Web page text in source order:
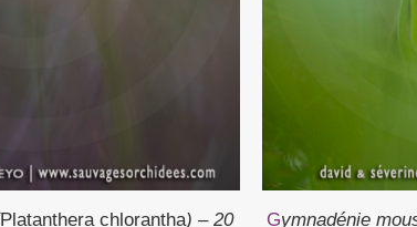
Platanthera chlorantha) – 20
Gymnadénie